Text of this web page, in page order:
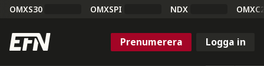
OMXS30 OMXSPI NDX
Prenumerera Logga in